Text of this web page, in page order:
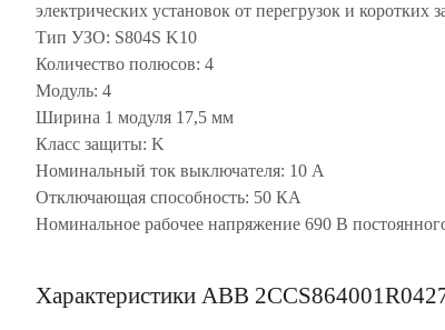
электрических установок от перегрузок и коротких
Тип УЗО: S804S K10
Количество полюсов: 4
Модуль: 4
Ширина 1 модуля 17,5 мм
Класс защиты: K
Номинальный ток выключателя: 10 А
Отключающая способность: 50 КА
Номинальное рабочее напряжение 690 В
Характеристики ABB